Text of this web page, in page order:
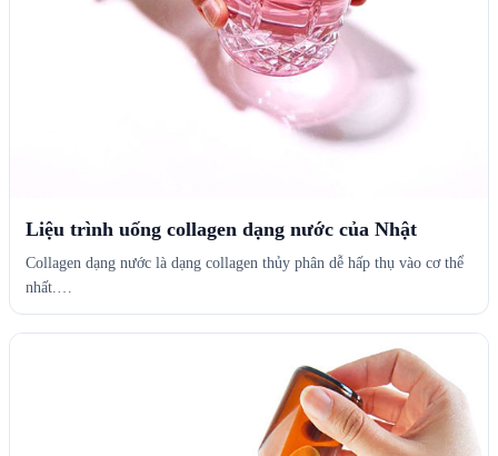
Liệu trình uống collagen dạng nước của Nhật
Collagen dạng nước là dạng collagen thủy phân dễ hấp thụ vào cơ thể
nhất.…